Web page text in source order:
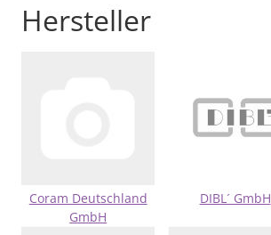
Hersteller
Coram Deutschland
GmbH
DIBL´ GmbH